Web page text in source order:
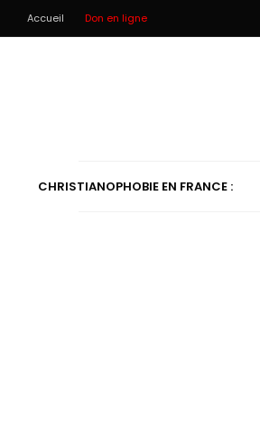
Accueil Don en ligne
CHRISTIANOPHOBIE EN FRANCE :